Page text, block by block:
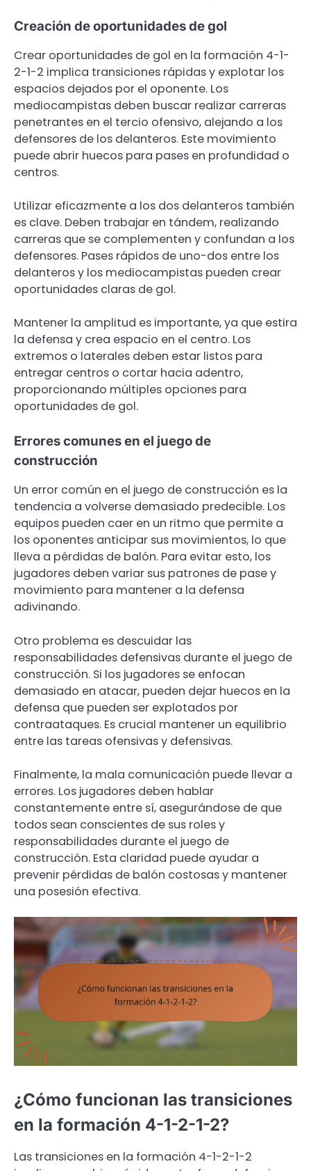
Creación de oportunidades de gol
Crear oportunidades de gol en la formación 4-1-
2-1-2 implica transiciones rápidas y explotar los
espacios dejados por el oponente. Los
mediocampistas deben buscar realizar carreras
penetrantes en el tercio ofensivo, alejando a los
defensores de los delanteros. Este movimiento
puede abrir huecos para pases en profundidad o
centros.
Utilizar eficazmente a los dos delanteros también
es clave. Deben trabajar en tándem, realizando
carreras que se complementen y confundan a los
defensores. Pases rápidos de uno-dos entre los
delanteros y los mediocampistas pueden crear
oportunidades claras de gol.
Mantener la amplitud es importante, ya que estira
la defensa y crea espacio en el centro. Los
extremos o laterales deben estar listos para
entregar centros o cortar hacia adentro,
proporcionando múltiples opciones para
oportunidades de gol.
Errores comunes en el juego de
construcción
Un error común en el juego de construcción es la
tendencia a volverse demasiado predecible. Los
equipos pueden caer en un ritmo que permite a
los oponentes anticipar sus movimientos, lo que
lleva a pérdidas de balón. Para evitar esto, los
jugadores deben variar sus patrones de pase y
movimiento para mantener a la defensa
adivinando.
Otro problema es descuidar las
responsabilidades defensivas durante el juego de
construcción. Si los jugadores se enfocan
demasiado en atacar, pueden dejar huecos en la
defensa que pueden ser explotados por
contraataques. Es crucial mantener un equilibrio
entre las tareas ofensivas y defensivas.
Finalmente, la mala comunicación puede llevar a
errores. Los jugadores deben hablar
constantemente entre sí, asegurándose de que
todos sean conscientes de sus roles y
responsabilidades durante el juego de
construcción. Esta claridad puede ayudar a
prevenir pérdidas de balón costosas y mantener
una posesión efectiva.
¿Cómo funcionan las transiciones
en la formación 4-1-2-1-2?
Las transiciones en la formación 4-1-2-1-2